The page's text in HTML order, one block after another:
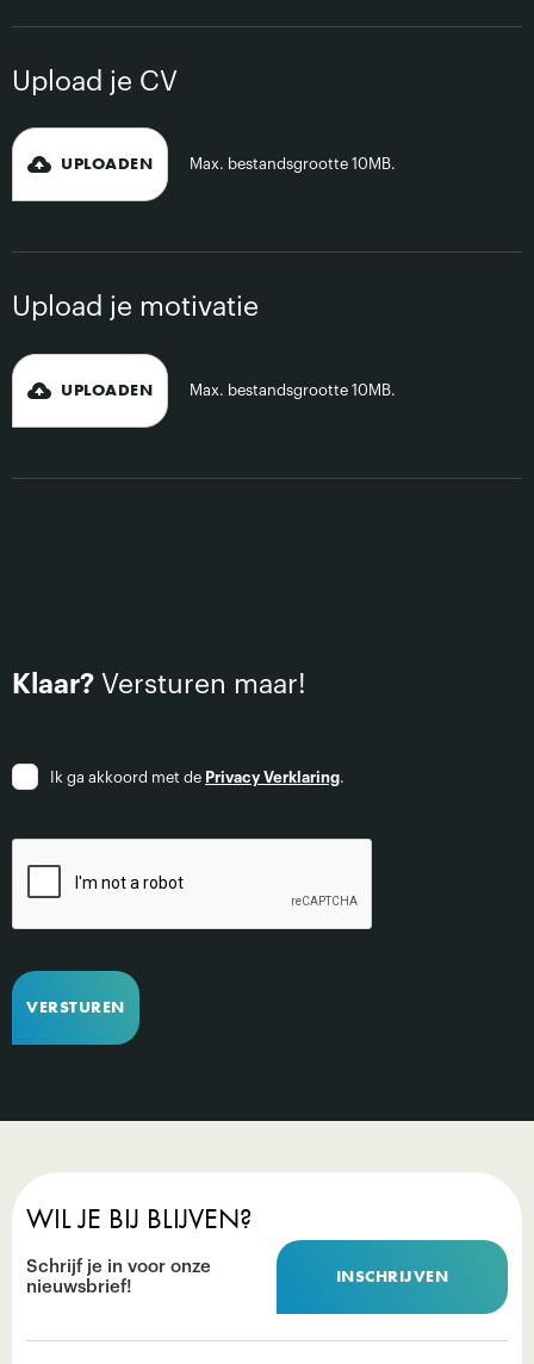
Upload je CV
UPLOADEN Max. bestandsgrootte 10MB.
Upload je motivatie
UPLOADEN Max. bestandsgrootte 10MB.
Klaar? Versturen maar!
Ik ga akkoord met de Privacy Verklaring
WIL JE BIJ BLIJVEN?
Schrijf je in voor onze
nieuwsbrief!
INSCHRIJVEN